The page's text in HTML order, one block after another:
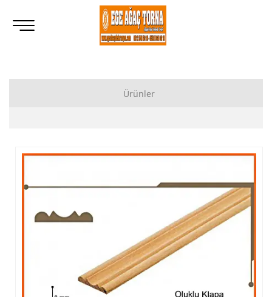
Ürünler
Ham Ahşap Yemek Masası İmalatı, Modelleri
Ham Ahşap Sandalye İmalatı, Modelleri
Ham Ahşap Zigon Sehpa İmalatı, Modelleri
Ham Ahşap Fiskos Sehpa İmalatı, Modelleri